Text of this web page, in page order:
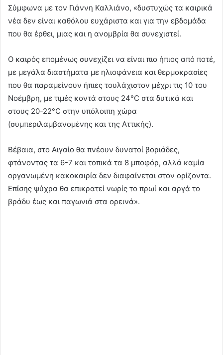
Σύμφωνα με τον Γιάννη Καλλιάνο, «δυστυχώς τα καιρικά
νέα δεν είναι καθόλου ευχάριστα και για την εβδομάδα
που θα έρθει, μιας και η ανομβρία θα συνεχιστεί.
Ο καιρός επομένως συνεχίζει να είναι πιο ήπιος από ποτέ,
με μεγάλα διαστήματα με ηλιοφάνεια και θερμοκρασίες
που θα παραμείνουν ήπιες τουλάχιστον μέχρι τις 10 του
Νοέμβρη, με τιμές κοντά στους 24°C στα δυτικά και
στους 20-22°C στην υπόλοιπη χώρα
(συμπεριλαμβανομένης και της Αττικής).
Βέβαια, στο Αιγαίο θα πνέουν δυνατοί βοριάδες,
φτάνοντας τα 6-7 και τοπικά τα 8 μποφόρ, αλλά καμία
οργανωμένη κακοκαιρία δεν διαφαίνεται στον ορίζοντα.
Επίσης ψύχρα θα επικρατεί νωρίς το πρωί και αργά το
βράδυ έως και παγωνιά στα ορεινά».